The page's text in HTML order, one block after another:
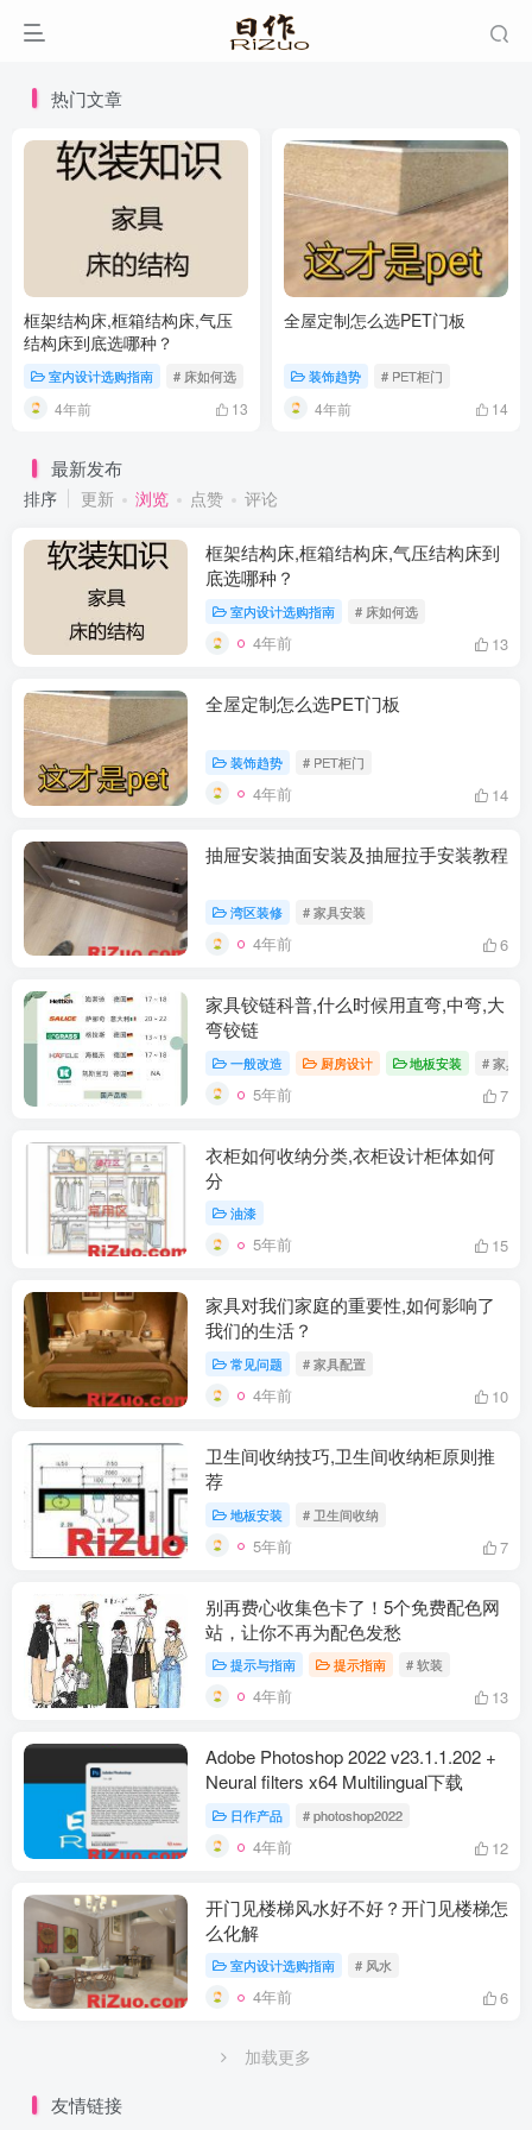
热门文章
框架结构床,框箱结构床,气压
结构床到底选哪种？
室内设计选购指南 # 床如何选
4年前 13
全屋定制怎么选PET门板
装饰趋势 # PET柜门
4年前 14
最新发布
排序 更新 浏览 点赞 评论
框架结构床,框箱结构床,气压结构床到
底选哪种？
室内设计选购指南 # 床如何选
4年前 13
全屋定制怎么选PET门板
装饰趋势 # PET柜门
4年前 14
抽屉安装抽面安装及抽屉拉手安装教程
湾区装修 # 家具安装
4年前 6
家具铰链科普,什么时候用直弯,中弯,大
弯铰链
一般改造 厨房设计 地板安装 # 家具
5年前 7
衣柜如何收纳分类,衣柜设计柜体如何
分
油漆
5年前 15
家具对我们家庭的重要性,如何影响了
我们的生活？
常见问题 # 家具配置
4年前 10
卫生间收纳技巧,卫生间收纳柜原则推
荐
地板安装 # 卫生间收纳
5年前 7
别再费心收集色卡了！5个免费配色网
站，让你不再为配色发愁
提示与指南 提示指南 # 软装
4年前 13
Adobe Photoshop 2022 v23.1.1.202 +
Neural filters x64 Multilingual下载
日作产品 # photoshop2022
4年前 12
开门见楼梯风水好不好？开门见楼梯怎
么化解
室内设计选购指南 # 风水
4年前 6
加载更多
友情链接